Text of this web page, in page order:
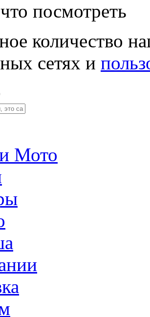
посмотреть
количество
сетях и
Мото